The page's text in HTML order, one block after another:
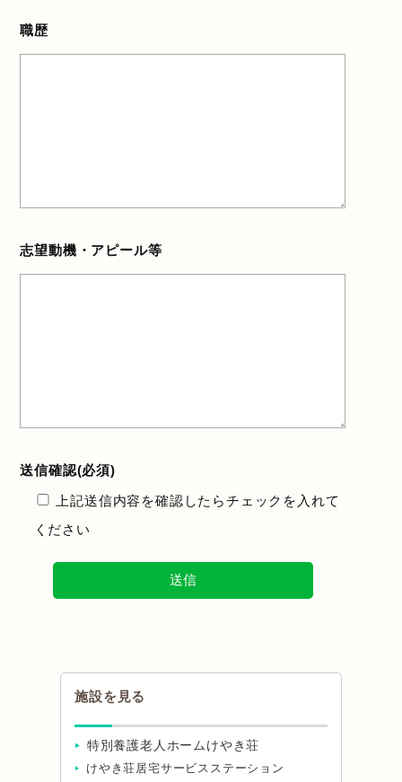
職歴
志望動機・アピール等
送信確認(必須)
上記送信内容を確認したらチェックを入れて
ください
施設を見る
特別養護老人ホームけやき荘
けやき荘居宅サービスステーション